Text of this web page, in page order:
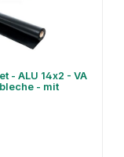
- ALU 14x2 - VA
- mit